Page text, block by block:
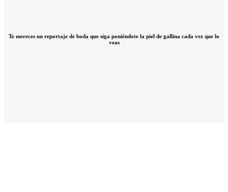
Te mereces un reportaje de boda que siga poniéndote la piel de gallina cada vez que lo
veas